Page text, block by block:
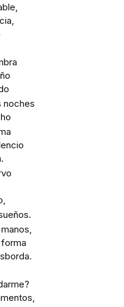
noches